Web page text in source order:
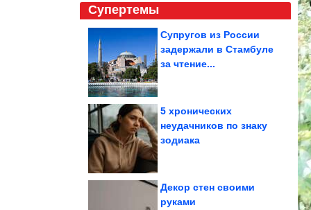
Супертемы
Супругов из России
задержали в Стамбуле
за чтение...
На Урале арестовали
подозреваемых в
избиении...
5 хронических
неудачников по знаку
зодиака
Декор стен своими
руками